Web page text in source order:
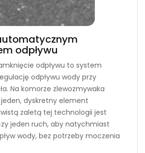
odpływu
odpływu to system
odpływu wody przy
Na komorze zlewozmywaka
dyskretny element
zaletą tej technologii jest
jeden ruch, aby natychmiast
wody, bez potrzeby moczenia